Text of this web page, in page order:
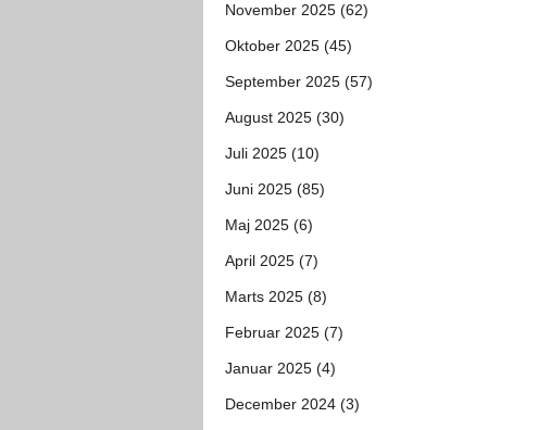
November 2025 (62)
Oktober 2025 (45)
September 2025 (57)
August 2025 (30)
Juli 2025 (10)
Juni 2025 (85)
Maj 2025 (6)
April 2025 (7)
Marts 2025 (8)
Februar 2025 (7)
Januar 2025 (4)
December 2024 (3)